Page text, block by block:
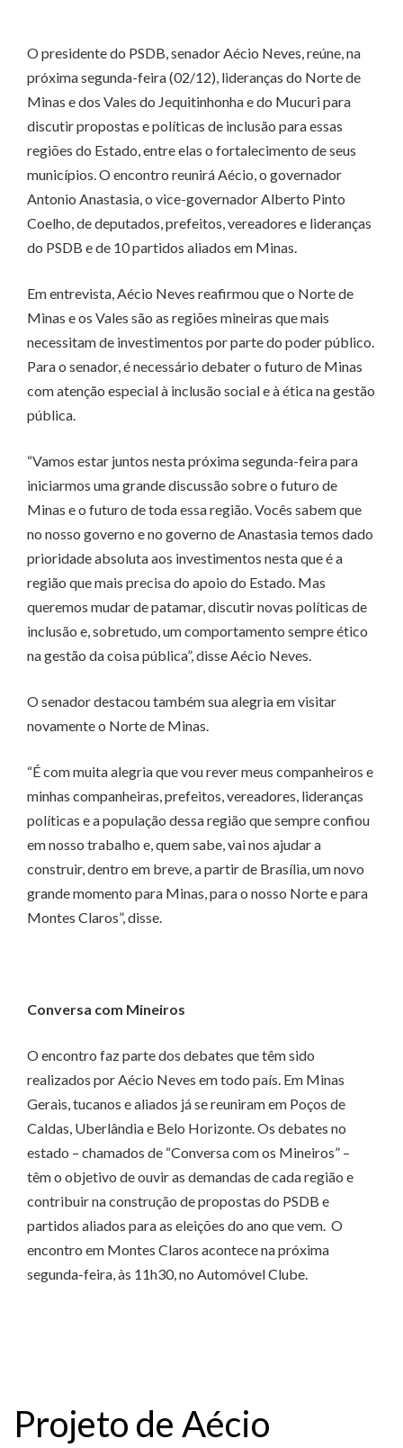
O presidente do PSDB, senador Aécio Neves, reúne, na
próxima segunda-feira (02/12), lideranças do Norte de
Minas e dos Vales do Jequitinhonha e do Mucuri para
discutir propostas e políticas de inclusão para essas
regiões do Estado, entre elas o fortalecimento de seus
municípios. O encontro reunirá Aécio, o governador
Antonio Anastasia, o vice-governador Alberto Pinto
Coelho, de deputados, prefeitos, vereadores e lideranças
do PSDB e de 10 partidos aliados em Minas.
Em entrevista, Aécio Neves reafirmou que o Norte de
Minas e os Vales são as regiões mineiras que mais
necessitam de investimentos por parte do poder público.
Para o senador, é necessário debater o futuro de Minas
com atenção especial à inclusão social e à ética na gestão
pública.
“Vamos estar juntos nesta próxima segunda-feira para
iniciarmos uma grande discussão sobre o futuro de
Minas e o futuro de toda essa região. Vocês sabem que
no nosso governo e no governo de Anastasia temos dado
prioridade absoluta aos investimentos nesta que é a
região que mais precisa do apoio do Estado. Mas
queremos mudar de patamar, discutir novas políticas de
inclusão e, sobretudo, um comportamento sempre ético
na gestão da coisa pública”, disse Aécio Neves.
O senador destacou também sua alegria em visitar
novamente o Norte de Minas.
“É com muita alegria que vou rever meus companheiros e
minhas companheiras, prefeitos, vereadores, lideranças
políticas e a população dessa região que sempre confiou
em nosso trabalho e, quem sabe, vai nos ajudar a
construir, dentro em breve, a partir de Brasília, um novo
grande momento para Minas, para o nosso Norte e para
Montes Claros”, disse.
Conversa com Mineiros
O encontro faz parte dos debates que têm sido
realizados por Aécio Neves em todo país. Em Minas
Gerais, tucanos e aliados já se reuniram em Poços de
Caldas, Uberlândia e Belo Horizonte. Os debates no
estado – chamados de “Conversa com os Mineiros” –
têm o objetivo de ouvir as demandas de cada região e
contribuir na construção de propostas do PSDB e
partidos aliados para as eleições do ano que vem. O
encontro em Montes Claros acontece na próxima
segunda-feira, às 11h30, no Automóvel Clube.
Projeto de Aécio